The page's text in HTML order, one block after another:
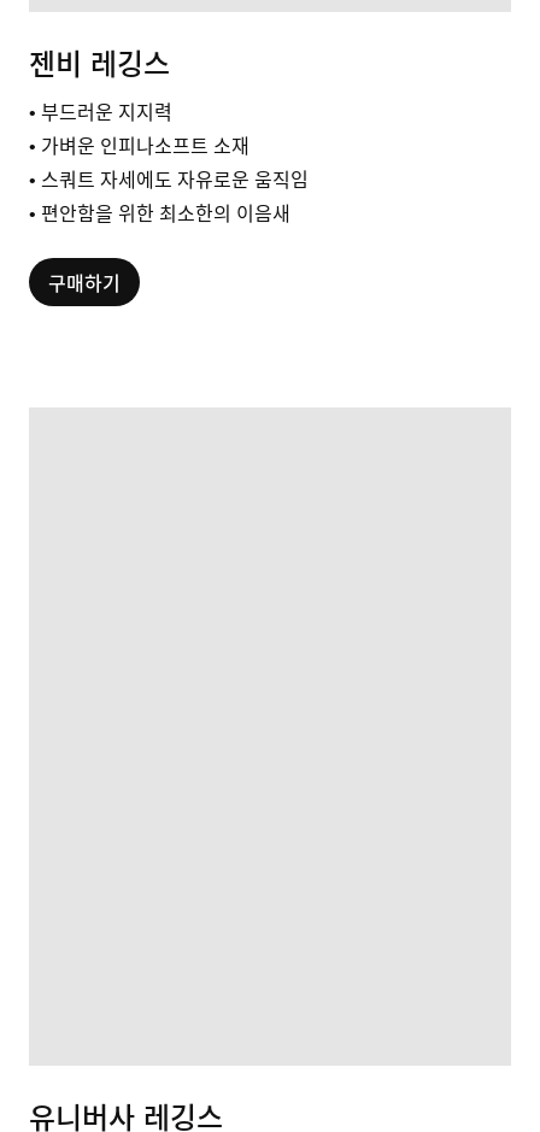
젠비 레깅스
• 부드러운 지지력
• 가벼운 인피나소프트 소재
• 스쿼트 자세에도 자유로운 움직임
• 편안함을 위한 최소한의 이음새
구매하기
유니버사 레깅스